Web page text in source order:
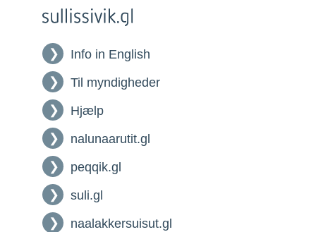
Info in English
Til myndigheder
Hjælp
nalunaarutit.gl
peqqik.gl
suli.gl
naalakkersuisut.gl